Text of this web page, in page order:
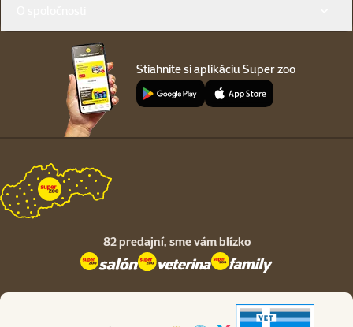
Stiahnite si aplikáciu Super zoo
82 predajní, sme vám blízko